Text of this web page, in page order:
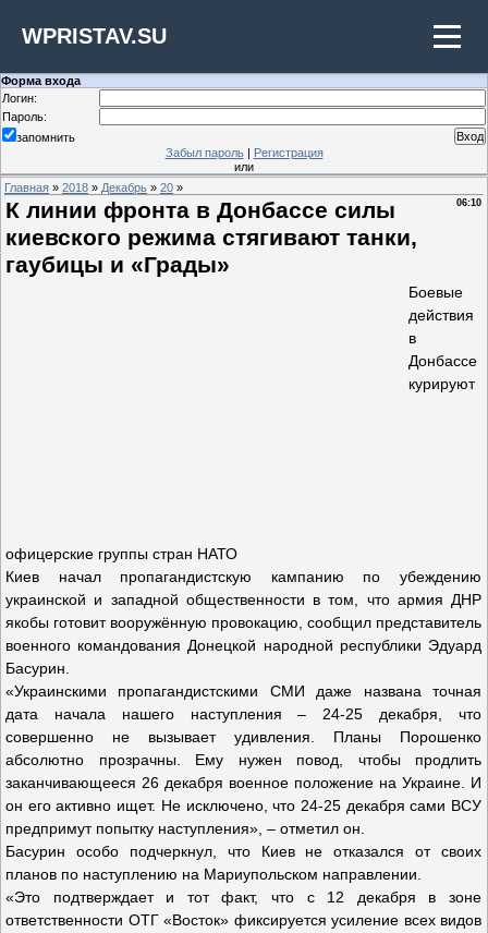
WPRISTAV.SU
Форма входа
Логин:
Пароль:
запомнить
Забыл пароль| Регистрация
или
Главная » 2018 » Декабрь » 20 »
06:10
К линии фронта в Донбассе силы
киевского режима стягивают танки,
гаубицы и «Грады»
Боевые
действия
в
Донбассе
курируют
офицерские группы стран НАТО
Киев начал пропагандистскую кампанию по убеждению
украинской и западной общественности в том, что армия ДНР
якобы готовит вооружённую провокацию, сообщил представитель
военного командования Донецкой народной республики Эдуард
Басурин.
«Украинскими пропагандистскими СМИ даже названа точная
дата начала нашего наступления – 24-25 декабря, что
совершенно не вызывает удивления. Планы Порошенко
абсолютно прозрачны. Ему нужен повод, чтобы продлить
заканчивающееся 26 декабря военное положение на Украине. И
он его активно ищет. Не исключено, что 24-25 декабря сами ВСУ
предпримут попытку наступления», – отметил он.
Басурин особо подчеркнул, что Киев не отказался от своих
планов по наступлению на Мариупольском направлении.
«Это подтверждает и тот факт, что с 12 декабря в зоне
ответственности ОТГ «Восток» фиксируется усиление всех видов